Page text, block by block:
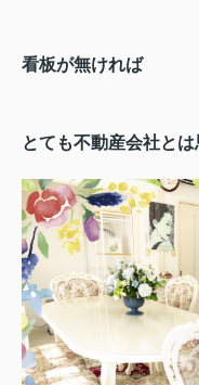
看板が無ければ
とても不動産会社とは